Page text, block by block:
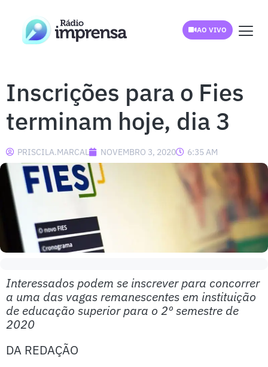
AO VIVO
Inscrições para o Fies
terminam hoje, dia 3
PRISCILA.MARCAL NOVEMBRO 3, 2020 6:35 AM
Interessados podem se inscrever para concorrer
a uma das vagas remanescentes em instituição
de educação superior para o 2º semestre de
2020
DA REDAÇÃO